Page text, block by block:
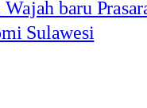
baru
Sulawesi